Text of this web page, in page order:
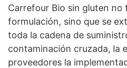
Carrefour Bio sin gluten no
formulación, sino que se
toda la cadena de
contaminación cruzada, la
proveedores la